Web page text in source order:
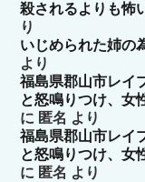
殺されるよりも怖
り
いじめられた姉の
より
福島県郡山市レイ
と怒鳴りつけ、女
に 匿名 より
福島県郡山市レイ
と怒鳴りつけ、女
に 匿名 より